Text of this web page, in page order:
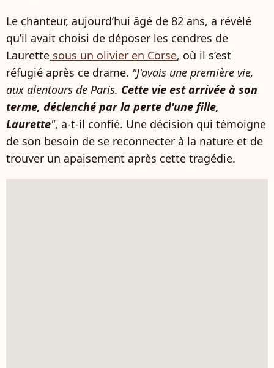
Le chanteur, aujourd’hui âgé de 82 ans, a révélé
qu’il avait choisi de déposer les cendres de
Laurette sous un olivier en Corse, où il s’est
réfugié après ce drame. "J'avais une première vie,
aux alentours de Paris. Cette vie est arrivée à son
terme, déclenché par la perte d'une fille,
Laurette", a-t-il confié. Une décision qui témoigne
de son besoin de se reconnecter à la nature et de
trouver un apaisement après cette tragédie.